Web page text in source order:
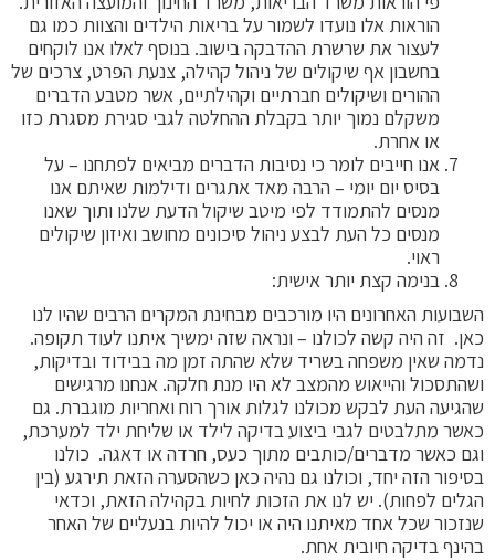
אלו נועדו לשמור על בריאות הילדים והצוות כמו גם
את שרשרת ההדבקה בישוב. בנוסף לאלו אנו לוקחים
אף שיקולים של ניהול קהילה, צנעת הפרט, צרכים של
ושיקולים חברתיים וקהילתיים, אשר מטבע הדברים
נמוך יותר בקבלת ההחלטה לגבי סגירת מסגרת כזו
אחרת.
חייבים לומר כי נסיבות הדברים מביאים לפתחנו – על
יום יומי – הרבה מאד אתגרים ודילמות שאיתם אנו
להתמודד לפי מיטב שיקול הדעת שלנו ותוך שאנו
כל העת לבצע ניהול סיכונים מחושב ואיזון שיקולים
קצת יותר אישית:
האחרונים היו מורכבים מבחינת המקרים הרבים שהיו לנו
היה קשה לכולנו – ונראה שזה ימשיך איתנו לעוד תקופה.
משפחה בשריד שלא שהתה זמן מה בבידוד ובדיקות,
והייאוש מהמצב לא היו מנת חלקה. אנחנו מרגישים
העת לבקש מכולנו לגלות אורך רוח ואחריות מוגברת. גם
לגבי ביצוע בדיקה לילד או שליחת ילד למערכת,
מדברים/כותבים מתוך כעס, חרדה או דאגה. כולנו
הזה יחד, וכולנו גם נהיה כאן כשהסערה הזאת תירגע (בין
יש לנו את הזכות לחיות בקהילה הזאת, וכדאי
שכל אחד מאיתנו היה או יכול להיות בנעליים של האחר
חיובית אחת.